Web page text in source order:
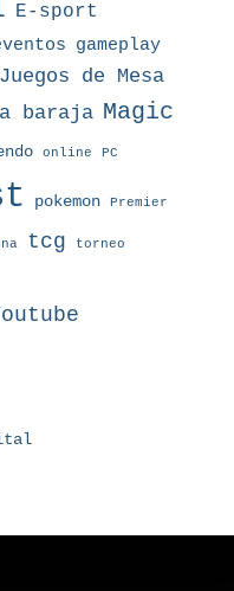
E-sport
gameplay
Juegos de Mesa
baraja Magic
online PC
pokemon Premier
tcg torneo